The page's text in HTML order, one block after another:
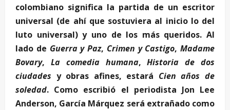
colombiano significa la partida de un escritor
universal (de ahí que sostuviera al inicio lo del
luto universal) y uno de los más queridos. Al
lado de Guerra y Paz, Crimen y Castigo, Madame
Bovary, La comedia humana,Historia de dos
ciudades y obras afines, estará Cien años de
soledad. Como escribió el periodista Jon Lee
Anderson, García Márquez será extrañado como